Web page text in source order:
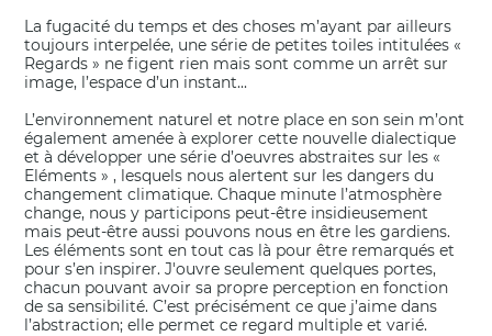
La fugacité du temps et des choses m’ayant par ailleurs
toujours interpelée, une série de petites toiles intitulées «
Regards » ne figent rien mais sont comme un arrêt sur
image, l’espace d’un instant...
L’environnement naturel et notre place en son sein m’ont
également amenée à explorer cette nouvelle dialectique
et à développer une série d’oeuvres abstraites sur les «
Eléments » , lesquels nous alertent sur les dangers du
changement climatique. Chaque minute l’atmosphère
change, nous y participons peut-être insidieusement
mais peut-être aussi pouvons nous en être les gardiens.
Les éléments sont en tout cas là pour être remarqués et
pour s’en inspirer. J'ouvre seulement quelques portes,
chacun pouvant avoir sa propre perception en fonction
de sa sensibilité. C’est précisément ce que j’aime dans
l’abstraction; elle permet ce regard multiple et varié.